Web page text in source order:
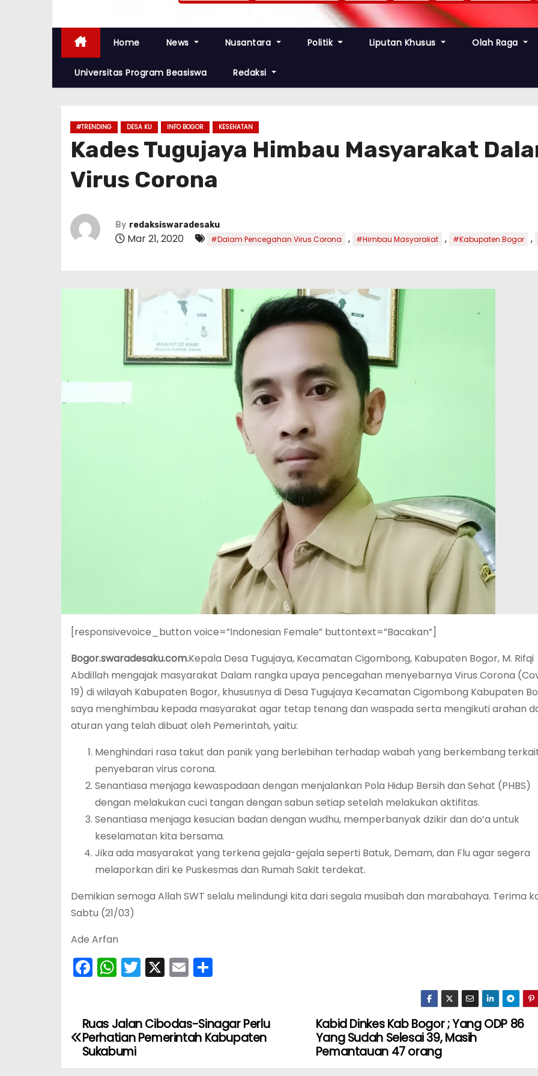
Home News Nusantara Politik Liputan Khusus Olah Raga
Universitas Program Beasiswa Redaksi
#TRENDING DESA KU INFO BOGOR KESEHATAN
Kades Tugujaya Himbau Masyarakat
Virus Corona
By redaksiswaradesaku
Mar 21, 2020 #Dalam Pencegahan Virus Corona , #Himbau Masyarakat , #Kabupaten Bogor ,
[responsivevoice_button voice=”Indonesian Female” buttontext=”Bacakan”]
Bogor.swaradesaku.com.Kepala Desa Tugujaya, Kecamatan Cigombong, Kabupaten Bogor, M. Rifqi
Abdillah mengajak masyarakat Dalam rangka upaya pencegahan menyebarnya Virus Corona
19) di wilayah Kabupaten Bogor, khususnya di Desa Tugujaya Kecamatan Cigombong Kabupaten
saya menghimbau kepada masyarakat agar tetap tenang dan waspada serta mengikuti arahan
aturan yang telah dibuat oleh Pemerintah, yaitu:
Menghindari rasa takut dan panik yang berlebihan terhadap wabah yang berkembang
penyebaran virus corona.
Senantiasa menjaga kewaspadaan dengan menjalankan Pola Hidup Bersih dan Sehat (PHBS)
dengan melakukan cuci tangan dengan sabun setiap setelah melakukan aktifitas.
Senantiasa menjaga kesucian badan dengan wudhu, memperbanyak dzikir dan do’a untuk
keselamatan kita bersama.
Jika ada masyarakat yang terkena gejala-gejala seperti Batuk, Demam, dan Flu agar segera
melaporkan diri ke Puskesmas dan Rumah Sakit terdekat.
Demikian semoga Allah SWT selalu melindungi kita dari segala musibah dan marabahaya. Terima
Sabtu (21/03)
Ade Arfan
F
a
e
b
o
W
h
ts
A
p
T
w
er
X E
m
l e
N
Kabid Dinkes Kab Bogor ; Yang ODP 86
Yang Sudah Selesai 39, Masih
Pemantauan 47 orang
Ruas Jalan Cibodas-Sinagar Perlu
Perhatian Pemerintah Kabupaten
Sukabumi